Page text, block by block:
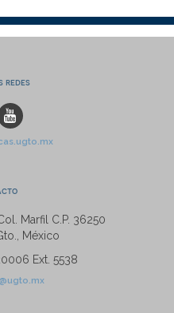
redes
Marfil C.P. 36250
México
Ext. 5538